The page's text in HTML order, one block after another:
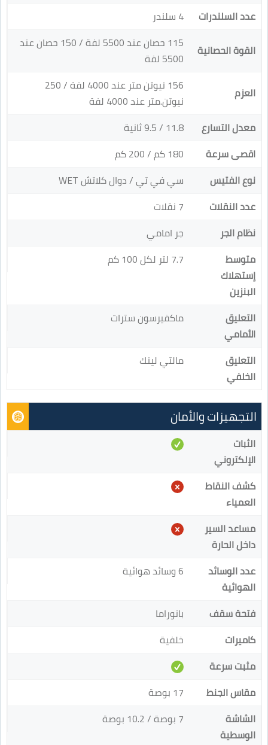
عدد السلندرات
4 سلندر
القوة الحصانية
115 حصان عند 5500 لفة / 150 حصان عند
5500 لفة
العزم
156 نيوتن متر عند 4000 لفة / 250
نيوتن.متر عند 4000 لفة
معدل التسارع
11.8 / 9.5 ثانية
اقصى سرعة
180 كم / 200 كم
نوع الفتيس
سي في تي / دوال كلاتش WET
عدد النقلات
7 نقلات
نظام الجر
جر امامي
متوسط
إستهلاك
البنزين
7.7 لتر لكل 100 كم
التعليق
الأمامي
ماكفيرسون سترات
التعليق
الخلفي
مالتي لينك
التجهيزات والأمان
الثبات
الإلكتروني
كشف النقاط
العمياء
مساعد السير
داخل الحارة
عدد الوسائد
الهوائية
6 وسائد هوائية
فتحة سقف
بانوراما
كاميرات
خلفية
مثبت سرعة
مقاس الجنط
17 بوصة
الشاشة
الوسطية
7 بوصة / 10.2 بوصة